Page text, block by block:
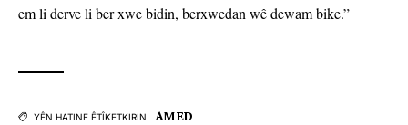
em li derve li ber xwe bidin, berxwedan wê dewam bike.”
YÊN HATINE ÊTÎKETKIRIN AMED